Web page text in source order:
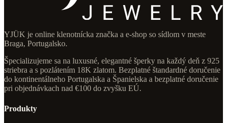
YJÜK je online klenotnícka značka a e-shop so sídlom v meste
Braga, Portugalsko.
Špecializujeme sa na luxusné, elegantné šperky na každý deň z 925
striebra a s pozlátením 18K zlatom. Bezplatné štandardné doručenie
do kontinentálneho Portugalska a Španielska a bezplatné doručenie
pri objednávkach nad €100 do zvyšku EÚ.
Produkty